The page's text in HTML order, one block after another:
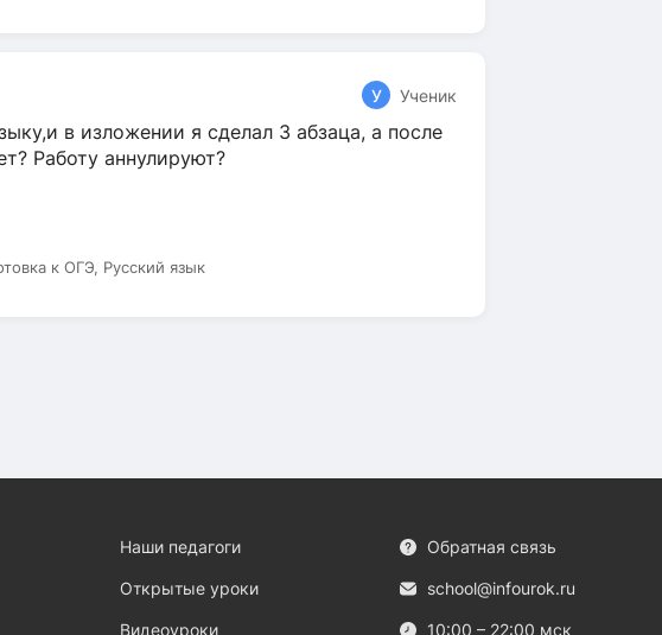
У Ученик
в изложении я сделал 3 абзаца, а после
Работу аннулируют?
к ОГЭ, Русский язык
Наши педагоги
Открытые уроки
Видеоуроки
Обратная связь
school@infourok.ru
10:00 – 22:00 мск